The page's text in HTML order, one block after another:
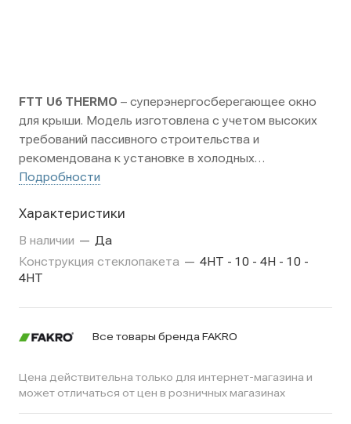
FTT U6 THERMO – суперэнергосберегающее окно
для крыши. Модель изготовлена с учетом высоких
требований пассивного строительства и
рекомендована к установке в холодных
климатических зонах России. Окно имеет ось
оконной створки, благодаря чему даже человек
высокого роста может свободно подойти к
Подробности
Характеристики
В наличии — Да
Конструкция стеклопакета — 4НT - 10 - 4Н - 10 -
4НТ
Все товары бренда FAKRO
Цена действительна только для интернет-магазина и
может отличаться от цен в розничных магазинах